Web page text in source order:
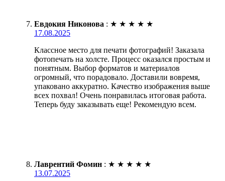
Евдокия Никонова : ★ ★ ★ ★ ★
17.08.2025
Классное место для печати фотографий! Заказала
фотопечать на холсте. Процесс оказался простым и
понятным. Выбор форматов и материалов
огромный, что порадовало. Доставили вовремя,
упаковано аккуратно. Качество изображения выше
всех похвал! Очень понравилась итоговая работа.
Теперь буду заказывать еще! Рекомендую всем.
Лаврентий Фомин : ★ ★ ★ ★ ★
13.07.2025